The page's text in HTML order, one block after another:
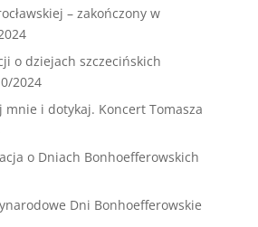
– zakończony w
o dziejach szczecińskich
2024
mnie i dotykaj. Koncert Tomasza
o Dniach Bonhoefferowskich
Dni Bonhoefferowskie